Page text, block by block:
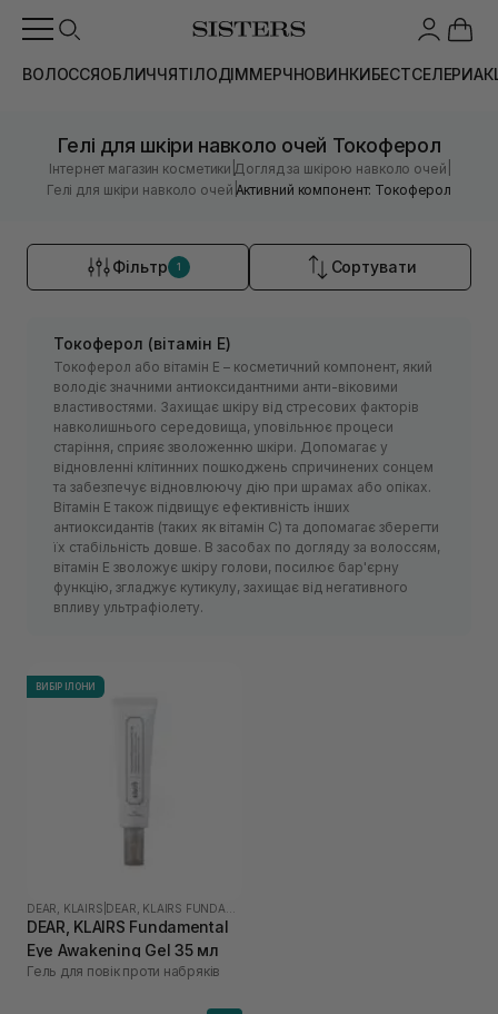
ВОЛОССЯОБЛИЧЧЯТІЛОДІММЕРЧНОВИНКИБЕСТСЕЛЕРИ
Гелі для шкіри навколо очей Токоферол
Інтернет магазин косметики |Догляд за шкірою навколо очей
Гелі для шкіри навколо очей |Активний компонент: Токоферол
Фільтр 1 Сортувати
Токоферол (вітамін Е)
Токоферол або вітамін Е – косметичний компонент, який
володіє значними антиоксидантними анти-віковими
властивостями. Захищає шкіру від стресових факторів
навколишнього середовища, уповільнює процеси
старіння, сприяє зволоженню шкіри. Допомагає у
відновленні клітинних пошкоджень спричинених сонцем
та забезпечує відновлюючу дію при шрамах або опіках.
Вітамін Е також підвищує ефективність інших
антиоксидантів (таких як вітамін С) та допомагає зберегти
їх стабільність довше. В засобах по догляду за волоссям,
вітамін Е зволожує шкіру голови, посилює бар'єрну
функцію, згладжує кутикулу, захищає від негативного
впливу ультрафіолету.
ВИБІР ІЛОНИ
DEAR, KLAIRS
DEAR, KLAIRS Fundamental
Eye Awakening Gel 35 мл
Гель для повік проти набряків